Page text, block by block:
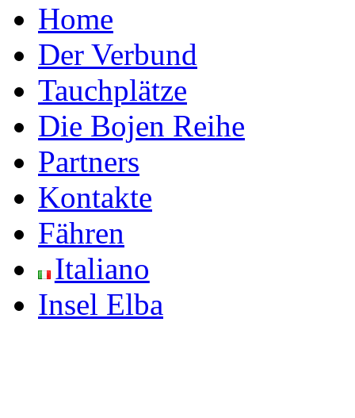
Home
Der Verbund
Tauchplätze
Die Bojen Reihe
Partners
Kontakte
Fähren
Italiano
Insel Elba